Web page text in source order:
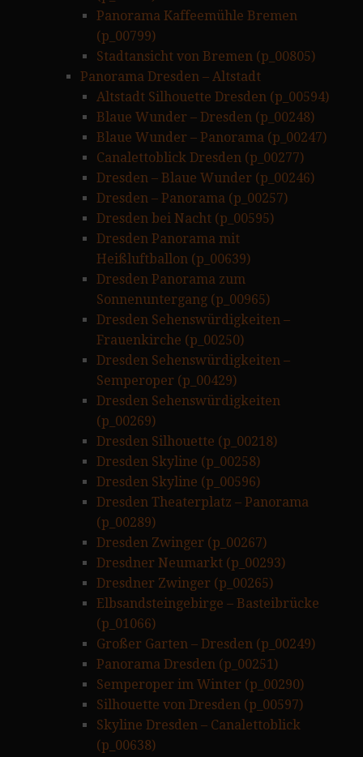
Panorama Kaffeemühle Bremen
(p_00799)
Stadtansicht von Bremen (p_00805)
Panorama Dresden – Altstadt
Altstadt Silhouette Dresden (p_00594)
Blaue Wunder – Dresden (p_00248)
Blaue Wunder – Panorama (p_00247)
Canalettoblick Dresden (p_00277)
Dresden – Blaue Wunder (p_00246)
Dresden – Panorama (p_00257)
Dresden bei Nacht (p_00595)
Dresden Panorama mit
Heißluftballon (p_00639)
Dresden Panorama zum
Sonnenuntergang (p_00965)
Dresden Sehenswürdigkeiten –
Frauenkirche (p_00250)
Dresden Sehenswürdigkeiten –
Semperoper (p_00429)
Dresden Sehenswürdigkeiten
(p_00269)
Dresden Silhouette (p_00218)
Dresden Skyline (p_00258)
Dresden Skyline (p_00596)
Dresden Theaterplatz – Panorama
(p_00289)
Dresden Zwinger (p_00267)
Dresdner Neumarkt (p_00293)
Dresdner Zwinger (p_00265)
Elbsandsteingebirge – Basteibrücke
(p_01066)
Großer Garten – Dresden (p_00249)
Panorama Dresden (p_00251)
Semperoper im Winter (p_00290)
Silhouette von Dresden (p_00597)
Skyline Dresden – Canalettoblick
(p_00638)